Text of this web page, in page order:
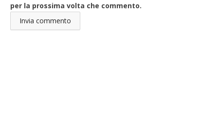
per la prossima volta che commento.